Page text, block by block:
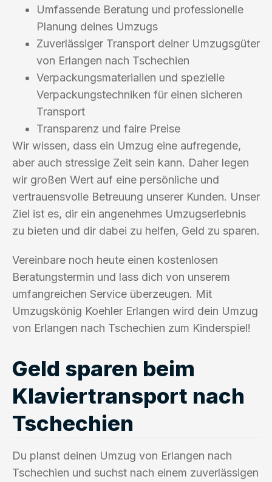
Umfassende Beratung und professionelle
Planung deines Umzugs
Zuverlässiger Transport deiner Umzugsgüter
von Erlangen nach Tschechien
Verpackungsmaterialien und spezielle
Verpackungstechniken für einen sicheren
Transport
Transparenz und faire Preise
Wir wissen, dass ein Umzug eine aufregende,
aber auch stressige Zeit sein kann. Daher legen
wir großen Wert auf eine persönliche und
vertrauensvolle Betreuung unserer Kunden. Unser
Ziel ist es, dir ein angenehmes Umzugserlebnis
zu bieten und dir dabei zu helfen, Geld zu sparen.
Vereinbare noch heute einen kostenlosen
Beratungstermin und lass dich von unserem
umfangreichen Service überzeugen. Mit
Umzugskönig Koehler Erlangen wird dein Umzug
von Erlangen nach Tschechien zum Kinderspiel!
Geld sparen beim
Klaviertransport nach
Tschechien
Du planst deinen Umzug von Erlangen nach
Tschechien und suchst nach einem zuverlässigen